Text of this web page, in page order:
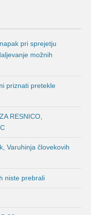
pri sprejetju
možnih
priznati pretekle
RESNICO,
Varuhinja človekovih
niste prebrali